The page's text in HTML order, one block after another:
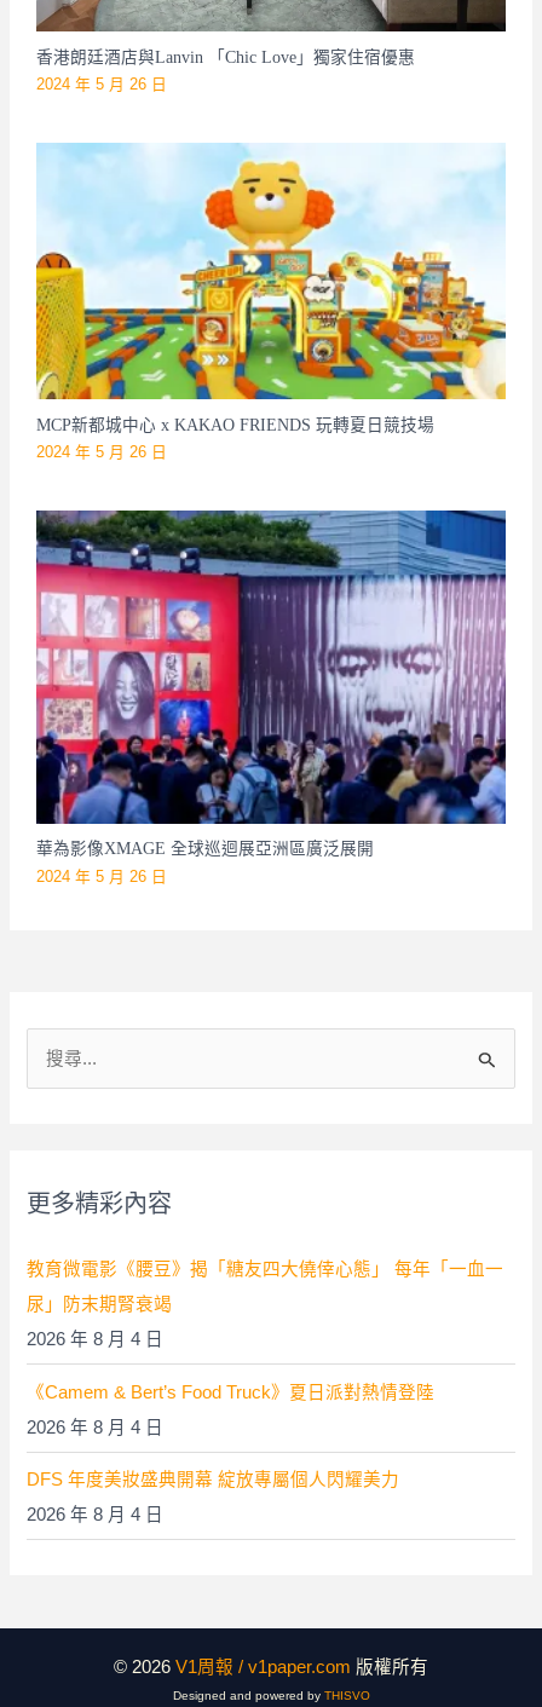
香港朗廷酒店與Lanvin 「Chic Love」獨家住宿優惠
2024 年 5 月 26 日
MCP新都城中心 x KAKAO FRIENDS 玩轉夏日競技場
2024 年 5 月 26 日
華為影像XMAGE 全球巡迴展亞洲區廣泛展開
2024 年 5 月 26 日
:
更多精彩內容
教育微電影《腰豆》揭「糖友四大僥倖心態」 每年「一血一
尿」防末期腎衰竭
2026 年 8 月 4 日
《Camem & Bert’s Food Truck》夏日派對熱情登陸
2026 年 8 月 4 日
DFS 年度美妝盛典開幕 綻放專屬個人閃耀美力
2026 年 8 月 4 日
© 2026 V1周報 / v1paper.com 版權所有
Designed and powered by THISVO